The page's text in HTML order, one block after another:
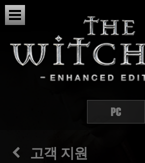
고객 지원